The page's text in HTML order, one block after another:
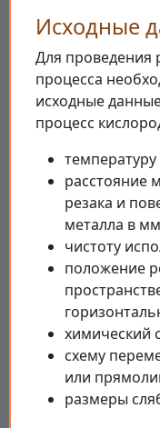
Исходные
Для проведения
процесса
исходные
процесс
температуру
расстояние
резака и
металла в мм
чистоту
положение
химический
схему
или
размеры